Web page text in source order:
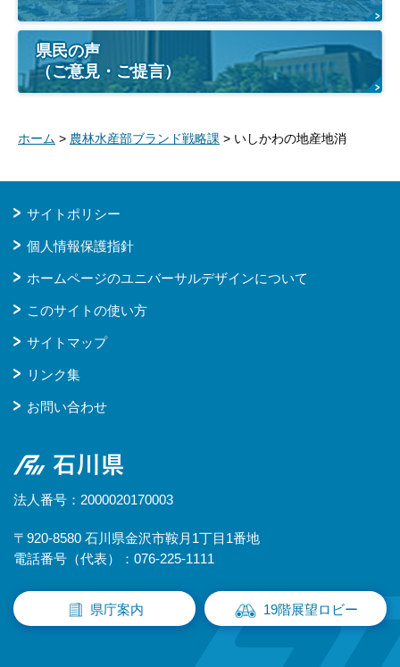
県民の声
（ご意見・ご提言）
ホーム > 農林水産部ブランド戦略課 > いしかわの地産地消
サイトポリシー
個人情報保護指針
ホームページのユニバーサルデザインについて
このサイトの使い方
サイトマップ
リンク集
お問い合わせ
石川県
法人番号：2000020170003
〒920-8580 石川県金沢市鞍月1丁目1番地
電話番号（代表）：076-225-1111
県庁案内 19階展望ロビー